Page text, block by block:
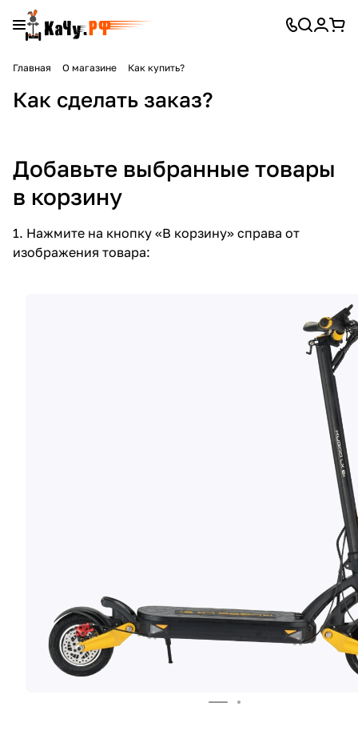
Главная О магазине Как купить?
Как сделать заказ?
Добавьте выбранные товары
в корзину
1. Нажмите на кнопку «В корзину» справа от
изображения товара: